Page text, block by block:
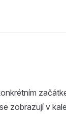
zobrazují v